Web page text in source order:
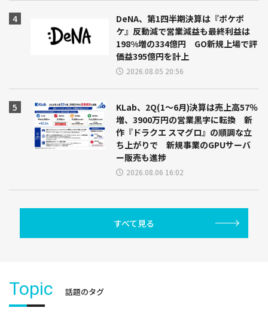
DeNA、第1四半期決算は『ポケポ
ケ』反動減で営業減益も最終利益は
198%増の334億円 GO新規上場で評
価益395億円を計上
2026.08.05 20:56
KLab、2Q(1～6月)決算は売上高57％
増、3900万円の営業黒字に転換 新
作『ドラクエ スマグロ』の順調な立
ち上がりで 新規事業のGPUサーバ
ー販売も進捗
2026.08.06 16:02
すべて見る
Topic 話題のタグ